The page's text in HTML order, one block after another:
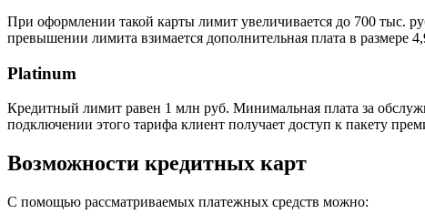
При оформлении такой карты лимит увеличивается до 700 тыс.
превышении лимита взимается дополнительная плата в размере
Platinum
Кредитный лимит равен 1 млн руб. Минимальная плата за
подключении этого тарифа клиент получает доступ к пакету
Возможности кредитных карт
С помощью рассматриваемых платежных средств можно: